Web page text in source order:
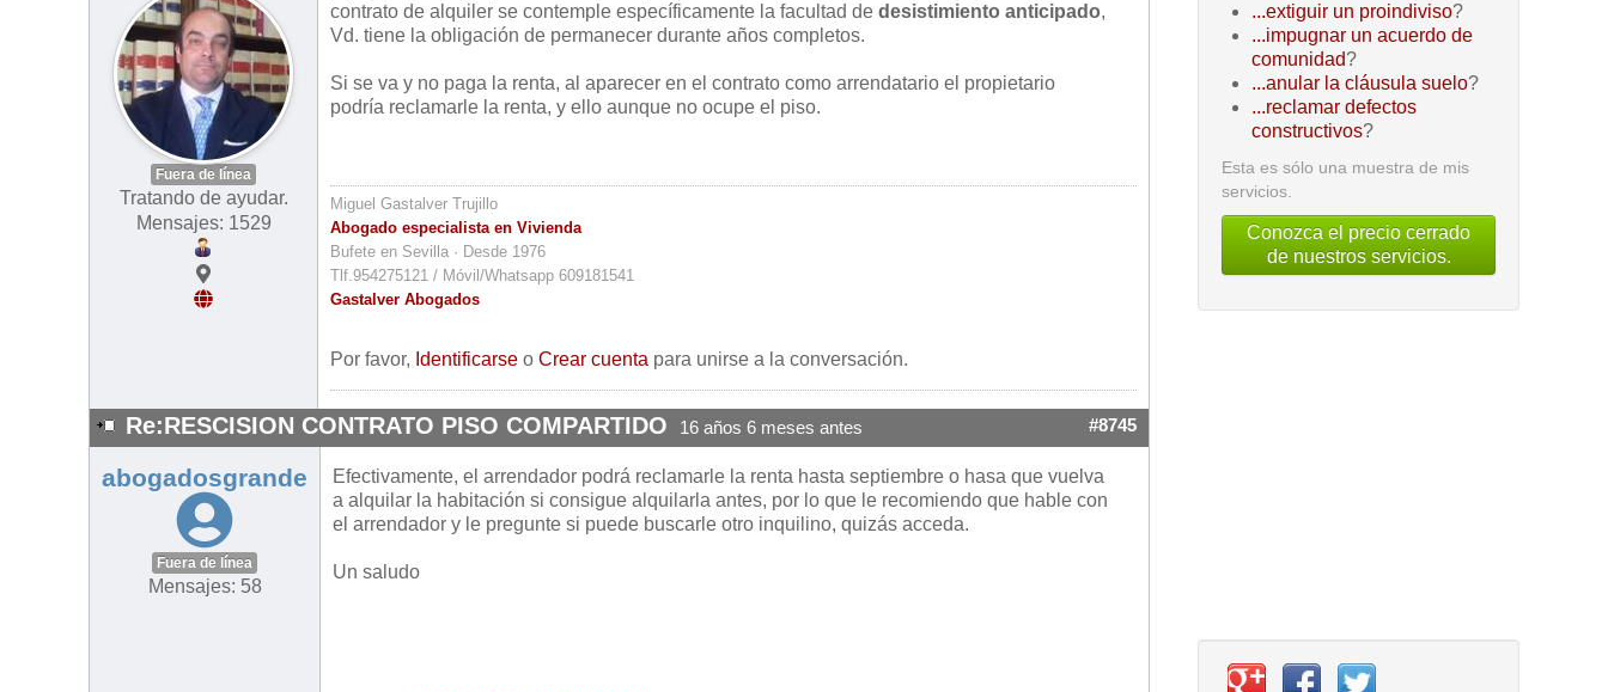
Fuera de línea
Tratando de ayudar.
Mensajes: 1529
contrato de alquiler se contemple específicamente la facultad de desistimiento anticipado,
Vd. tiene la obligación de permanecer durante años completos.
Si se va y no paga la renta, al aparecer en el contrato como arrendatario el propietario
podría reclamarle la renta, y ello aunque no ocupe el piso.
Miguel Gastalver Trujillo
Abogado especialista en Vivienda
Bufete en Sevilla · Desde 1976
Tlf.954275121 / Móvil/Whatsapp 609181541
Gastalver Abogados
Por favor, Identificarse o Crear cuenta para unirse a la conversación.
Re:RESCISION CONTRATO PISO COMPARTIDO 16 años 6 meses antes #8745
abogadosgrande
Fuera de línea
Mensajes: 58
Efectivamente, el arrendador podrá reclamarle la renta hasta septiembre o hasa que vuelva
a alquilar la habitación si consigue alquilarla antes, por lo que le recomiendo que hable con
el arrendador y le pregunte si puede buscarle otro inquilino, quizás acceda.
Un saludo
...extiguir un proindiviso?
...impugnar un acuerdo de
comunidad?
...anular la cláusula suelo?
...reclamar defectos
constructivos?
Esta es sólo una muestra de mis
servicios.
Conozca el precio cerrado
de nuestros servicios.